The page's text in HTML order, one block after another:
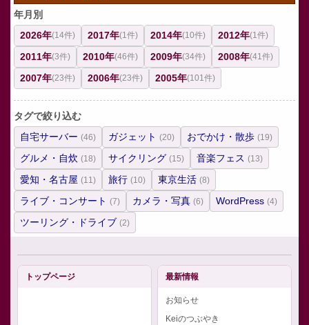
年月別
2026年(14件) 2017年(1件) 2014年(10件) 2012年(1件)
2011年(3件) 2010年(46件) 2009年(34件) 2008年(41件)
2007年(23件) 2006年(23件) 2005年(101件)
タグで絞り込む
自宅サーバー (46) ガジェット (20) おでかけ・散歩 (19)
グルメ・自炊 (18) サイクリング (15) 音楽フェス (13)
愛知・名古屋 (11) 旅行 (10) 東京生活 (8)
ライブ・コンサート (7) カメラ・写真 (6) WordPress (4)
ツーリング・ドライブ (2)
トップページ 最新情報
お知らせ
Keiのつぶやき